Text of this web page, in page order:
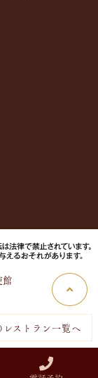
レストラン一覧へ
館